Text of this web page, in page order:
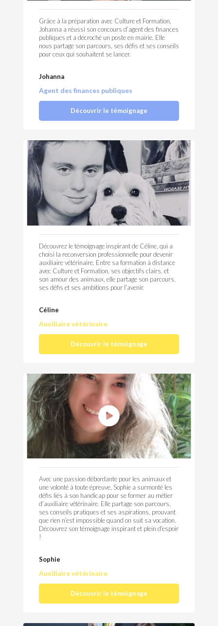
Grâce à la préparation avec Culture et Formation,
Johanna a réussi son concours d’agent des finances
publiques et a décroché un poste en mairie. Elle
nous partage son parcours, ses défis et ses conseils
pour ceux qui souhaitent se lancer.
Johanna
Agent des finances publiques
Découvrir le témoignage
Découvrez le témoignage inspirant de Céline, qui a
choisi la reconversion professionnelle pour devenir
auxiliaire vétérinaire. Entre sa formation à distance
avec Culture et Formation, ses objectifs clairs, et
son amour des animaux, elle partage son parcours,
ses défis et ses ambitions pour l’avenir.
Céline
Auxiliaire vétérinaire
Découvrir le témoignage
Avec une passion débordante pour les animaux et
une volonté à toute épreuve, Sophie a surmonté les
défis liés à son handicap pour se former au métier
d’auxiliaire vétérinaire. Elle partage son parcours,
ses conseils pratiques et ses aspirations, prouvant
que rien n’est impossible quand on suit sa vocation.
Découvrez son témoignage inspirant et plein d’espoir
!
Sophie
Auxiliaire vétérinaire
Découvrir le témoignage